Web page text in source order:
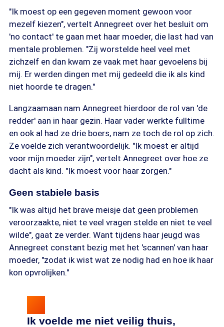
"Ik moest op een gegeven moment gewoon voor
mezelf kiezen", vertelt Annegreet over het besluit om
'no contact' te gaan met haar moeder, die last had van
mentale problemen. "Zij worstelde heel veel met
zichzelf en dan kwam ze vaak met haar gevoelens bij
mij. Er werden dingen met mij gedeeld die ik als kind
niet hoorde te dragen."
Langzaamaan nam Annegreet hierdoor de rol van 'de
redder' aan in haar gezin. Haar vader werkte fulltime
en ook al had ze drie boers, nam ze toch de rol op zich.
Ze voelde zich verantwoordelijk. "Ik moest er altijd
voor mijn moeder zijn", vertelt Annegreet over hoe ze
dacht als kind. "Ik moest voor haar zorgen."
Geen stabiele basis
"Ik was altijd het brave meisje dat geen problemen
veroorzaakte, niet te veel vragen stelde en niet te veel
wilde", gaat ze verder. Want tijdens haar jeugd was
Annegreet constant bezig met het 'scannen' van haar
moeder, "zodat ik wist wat ze nodig had en hoe ik haar
kon opvrolijken."
Ik voelde me niet veilig thuis,